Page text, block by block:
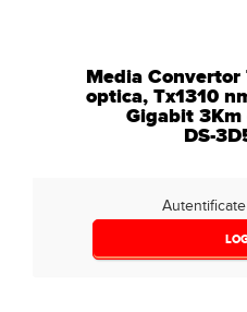
Media
optica, Tx1310
Gigabit 3Km
DS-